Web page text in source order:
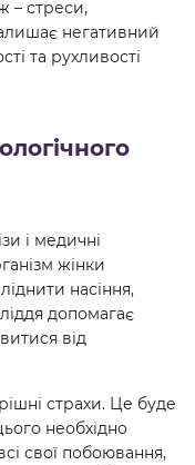
– стреси,
негативний
та рухливості
і медичні
жінки
насіння,
допомагає
від
страхи. Це буде
необхідно
свої побоювання,